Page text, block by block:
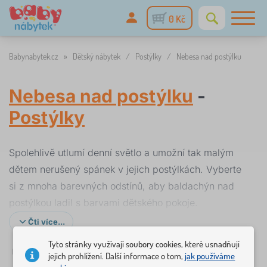
0 Kč
Babynabytek.cz » Dětský nábytek / Postýlky / Nebesa nad postýlku
Nebesa nad postýlku -
Postýlky
Spolehlivě utlumí denní světlo a umožní tak malým
dětem nerušený spánek v jejich postýlkách. Vyberte
si z mnoha barevných odstínů, aby baldachýn nad
postýlkou ladil s barvami dětského pokoje.
nebesa
(baldachýny) snadné.
Čti více...
Filtrování skladem Provedení Barva postýlky Dostupnost
Tyto stránky využívají soubory cookies, které usnadňují
jejich prohlížení. Další informace o tom,jak používáme